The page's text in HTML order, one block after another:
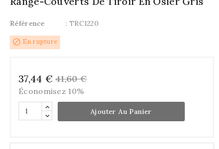
Référence : TRC1220
block En rupture
37,44 € 41,60 €
Économisez 10%
Ajouter Au Panier